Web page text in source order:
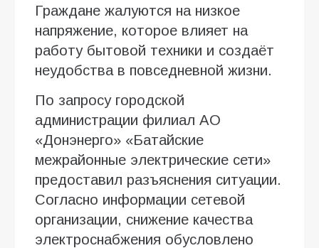
Граждане жалуются на низкое
напряжение, которое влияет на
работу бытовой техники и создаёт
неудобства в повседневной жизни.
По запросу городской
администрации филиал АО
«Донэнерго» «Батайские
межрайонные электрические сети»
предоставил разъяснения ситуации.
Согласно информации сетевой
организации, снижение качества
электроснабжения обусловлено